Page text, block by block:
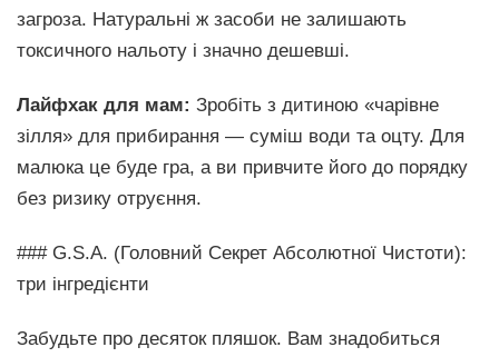
загроза. Натуральні ж засоби не залишають
токсичного нальоту і значно дешевші.
Лайфхак для мам: Зробіть з дитиною «чарівне
зілля» для прибирання — суміш води та оцту. Для
малюка це буде гра, а ви привчите його до порядку
без ризику отруєння.
### G.S.A. (Головний Секрет Абсолютної Чистоти):
три інгредієнти
Забудьте про десяток пляшок. Вам знадобиться